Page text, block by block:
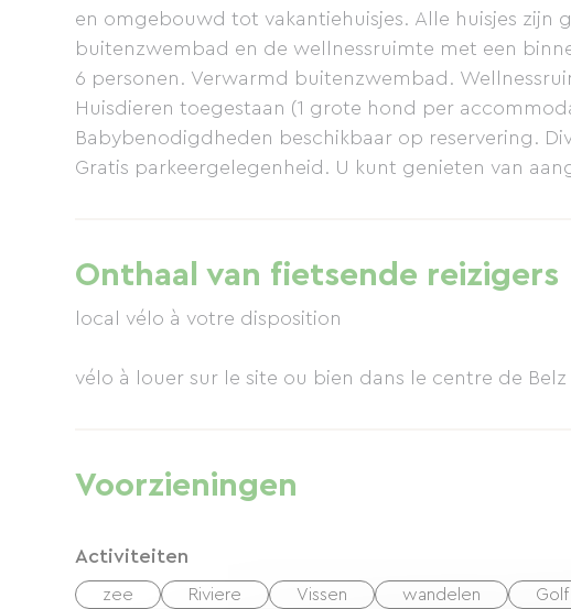
en omgebouwd tot vakantiehuisjes. Alle huisjes
buitenzwembad en de wellnessruimte met een
6 personen. Verwarmd buitenzwembad.
Huisdieren toegestaan ​​(1 grote hond per
Babybenodigdheden beschikbaar op reservering.
Gratis parkeergelegenheid. U kunt genieten van
Onthaal van fietsende reizigers
local vélo à votre disposition
vélo à louer sur le site ou bien dans le centre de
Voorzieningen
Activiteiten
zee Riviere Vissen wandelen Golf